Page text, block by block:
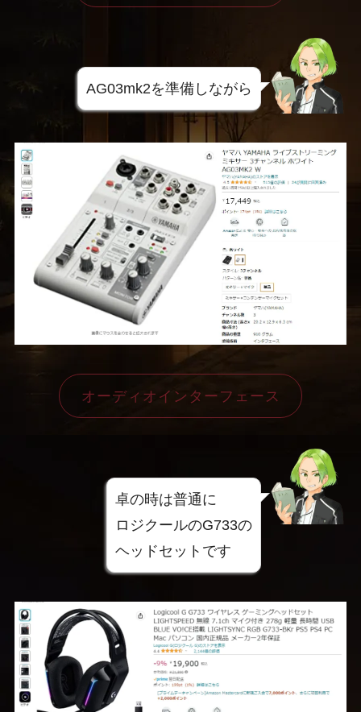
AG03mk2を準備しながら
オーディオインターフェース
卓の時は普通に
ロジクールのG733の
ヘッドセットです